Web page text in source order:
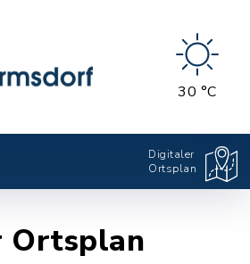
30 °C
Digitaler
Ortsplan
Ortsplan